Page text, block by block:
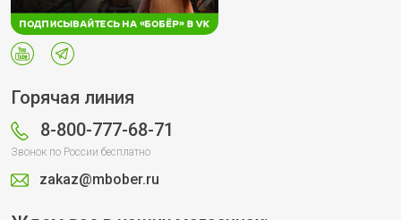
Горячая линия
8-800-777-68-71
Звонок по России бесплатно
zakaz@mbober.ru